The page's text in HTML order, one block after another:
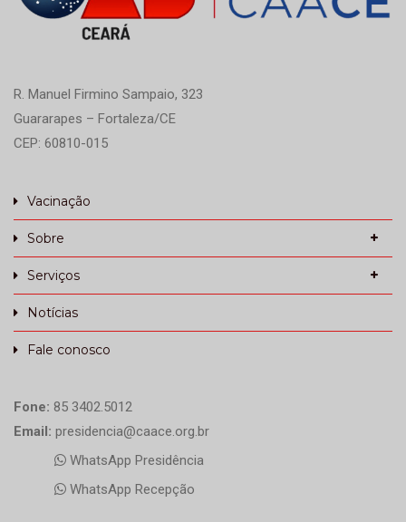
R. Manuel Firmino Sampaio, 323
Guararapes – Fortaleza/CE
CEP: 60810-015
Vacinação
Sobre
Serviços
Notícias
Fale conosco
Fone: 85 3402.5012
Email: presidencia@caace.org.br
WhatsApp Presidência
WhatsApp Recepção